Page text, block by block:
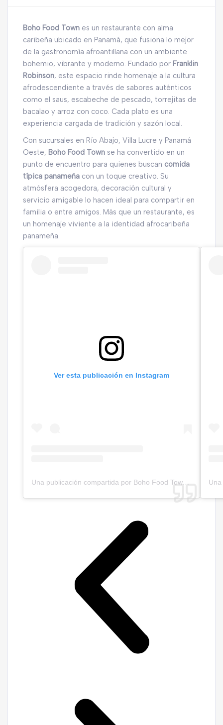
Boho Food Town es un restaurante con alma
caribeña ubicado en Panamá, que fusiona lo mejor
de la gastronomía afroantillana con un ambiente
bohemio, vibrante y moderno. Fundado por Franklin
Robinson, este espacio rinde homenaje a la cultura
afrodescendiente a través de sabores auténticos
como el saus, escabeche de pescado, torrejitas de
bacalao y arroz con coco. Cada plato es una
experiencia cargada de tradición y sazón local.
Con sucursales en Río Abajo, Villa Lucre y Panamá
Oeste, Boho Food Town se ha convertido en un
punto de encuentro para quienes buscan comida
típica panameña con un toque creativo. Su
atmósfera acogedora, decoración cultural y
servicio amigable lo hacen ideal para compartir en
familia o entre amigos. Más que un restaurante, es
un homenaje viviente a la identidad afrocaribeña
panameña.
Ver esta publicación en Instagram
Una publicación compartida por Boho Food Town 🍽